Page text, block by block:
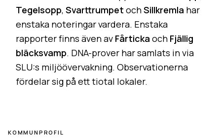
Tegelsopp, Svarttrumpet ochSillkremla har
enstaka noteringar vardera. Enstaka
rapporter finns även av Fårticka och Fjällig
bläcksvamp. DNA-prover har samlats in via
SLU:s miljöövervakning. Observationerna
fördelar sig på ett tiotal lokaler.
KOMMUNPROFIL